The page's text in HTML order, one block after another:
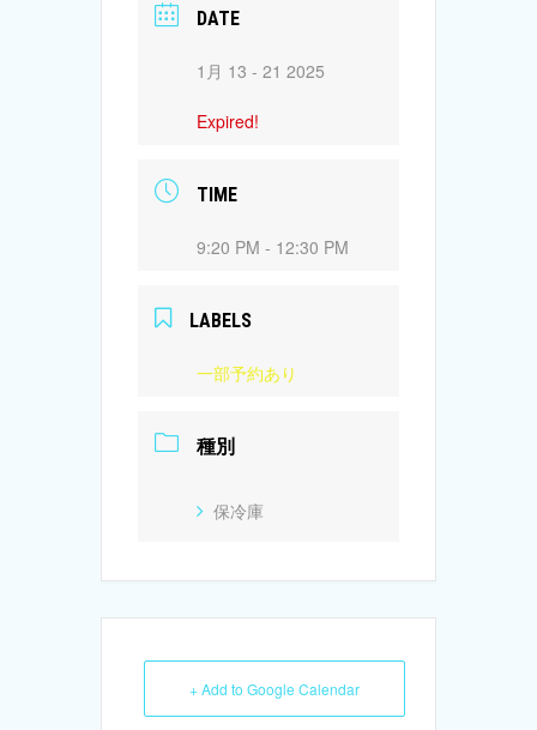
DATE
1月 13 - 21 2025
Expired!
TIME
9:20 PM - 12:30 PM
LABELS
一部予約あり
種別
保冷庫
+ Add to Google Calendar